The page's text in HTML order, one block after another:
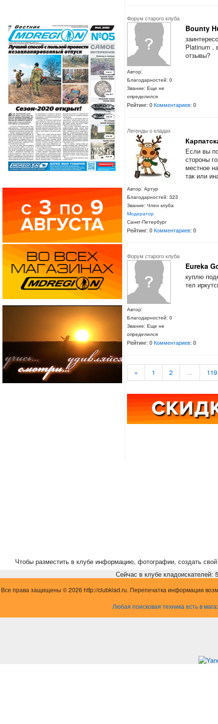
Форум старого клуба
Автор:
Благодарностей: 0
Звание: Еще не
определился
Bounty
Platinum ,
отзывы?
Рейтинг: 0Комментариев: 0
Легенды о кладах
Автор: Артур
Благодарностей: 323
Звание: Член клуба
Модератор
Санкт-Петербург
Если вы
стороны
местное
так или
Рейтинг: 0Комментариев: 0
Форум старого клуба
Автор:
Благодарностей: 0
Звание: Еще не
определился
Eureka
куплю
тел
Рейтинг: 0Комментариев: 0
« 1 2 ...
Чтобы разместить в клубе информацию, фотографии, создать свой
Сейчас в клубе кладоискателей:
Все права защищены © 2026 http://clubklad.ru. Перепечатка информации
Любая поисковая техника есть в